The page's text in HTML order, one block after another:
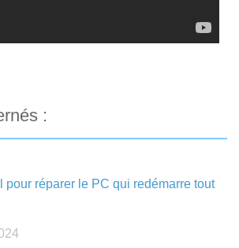
:
pour réparer le PC qui redémarre tout